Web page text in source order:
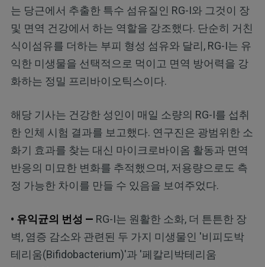
는 당근에서 추출한 특수 섬유질인 RG-I와 그것이 장
및 면역 건강에서 하는 역할을 강조했다. 단순히 거친
식이섬유를 더하는 부피 형성 섬유와 달리, RG-I는 유
익한 미생물을 선택적으로 먹이고 면역 방어력을 강
화하는 정밀 프리바이오틱스이다.
해당 기사는 건강한 성인이 매일 소량의 RG-I를 섭취
한 인체 시험 결과를 보고했다. 연구진은 광범위한 소
화기 효과를 찾는 대신 마이크로바이옴 활동과 면역
반응의 미묘한 변화를 추적했으며, 저용량으로도 측
정 가능한 차이를 만들 수 있음을 보여주었다.
• 유익균의 번성 — RG-I는 원활한 소화, 더 튼튼한 장
벽, 염증 감소와 관련된 두 가지 미생물인 '비피도박
테리움(Bifidobacterium)'과 '페칼리박테리움